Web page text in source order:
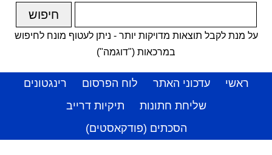
על מנת לקבל תוצאות מדויקות יותר - ניתן לעטוף מונח לחיפוש
במרכאות ("דוגמה")
ראשי עדכוני האתר לוח הפרסום
רינגטונים
שליחת חתונות
תיקיות דרייב
הסכתים (פודקאסטים)